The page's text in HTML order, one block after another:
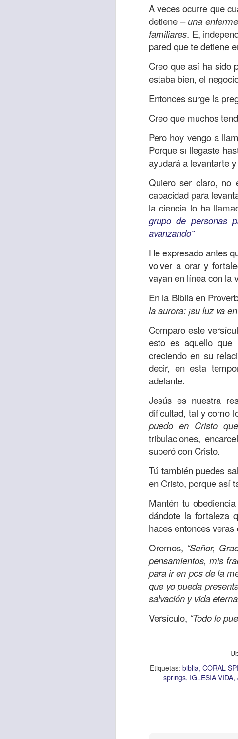
A veces ocurre que
detiene –una
familiares. E,
pared que te detiene
Creo que así ha sido
estaba bien, el
Entonces surge la
Creo que muchos
Pero hoy vengo a
Porque si llegaste
ayudará a levantarte
Quiero ser claro, no
capacidad para
la ciencia lo ha
grupo de personas
avanzando”
He expresado antes
volver a orar y
vayan en línea con la
En la Biblia en
la aurora: ¡su luz va
Comparo este
esto es aquello
creciendo en su
decir, en esta
adelante.
Jesús es nuestra
dificultad, tal y como
puedo en Cristo
tribulaciones,
superó con Cristo.
Tú también puedes
en Cristo, porque así
Mantén tu
dándote la fortaleza
haces entonces
Oremos, “Señor,
pensamientos, mis
para ir en pos de la
que yo pueda
salvación y vida
Versículo, “Todo lo
Etiquetas: biblia CORAL
springs IGLESIA VIDA
Para muchos, la vida
acorde con una lista
logros profesionales e
Es quizás por esto
rápido, tanto, que
“amados”, es decir, a
Yo tengo gratos
esos buenos
lo mejor que tenían
Te invito a reflexionar
En la Biblia, el
del cristiano. Esta
Particularmente, en
malo, seguid lo bueno
Dios nos pide que
debemos dejar una
las personas que
Amar es mucho más
permanecer, de estar
Cuando amamos de
seres amados, pero
vida, porque en el
para siempre.
Es tiempo de
vida. En otras
Dios nos ama.
Oremos: “Señor, sé
por eso decido que,
sincero, real.
nombre de Jesús.
Versículo:
El amor
(RVR1960)
Etiquetas:biblia
JCQPASTOR